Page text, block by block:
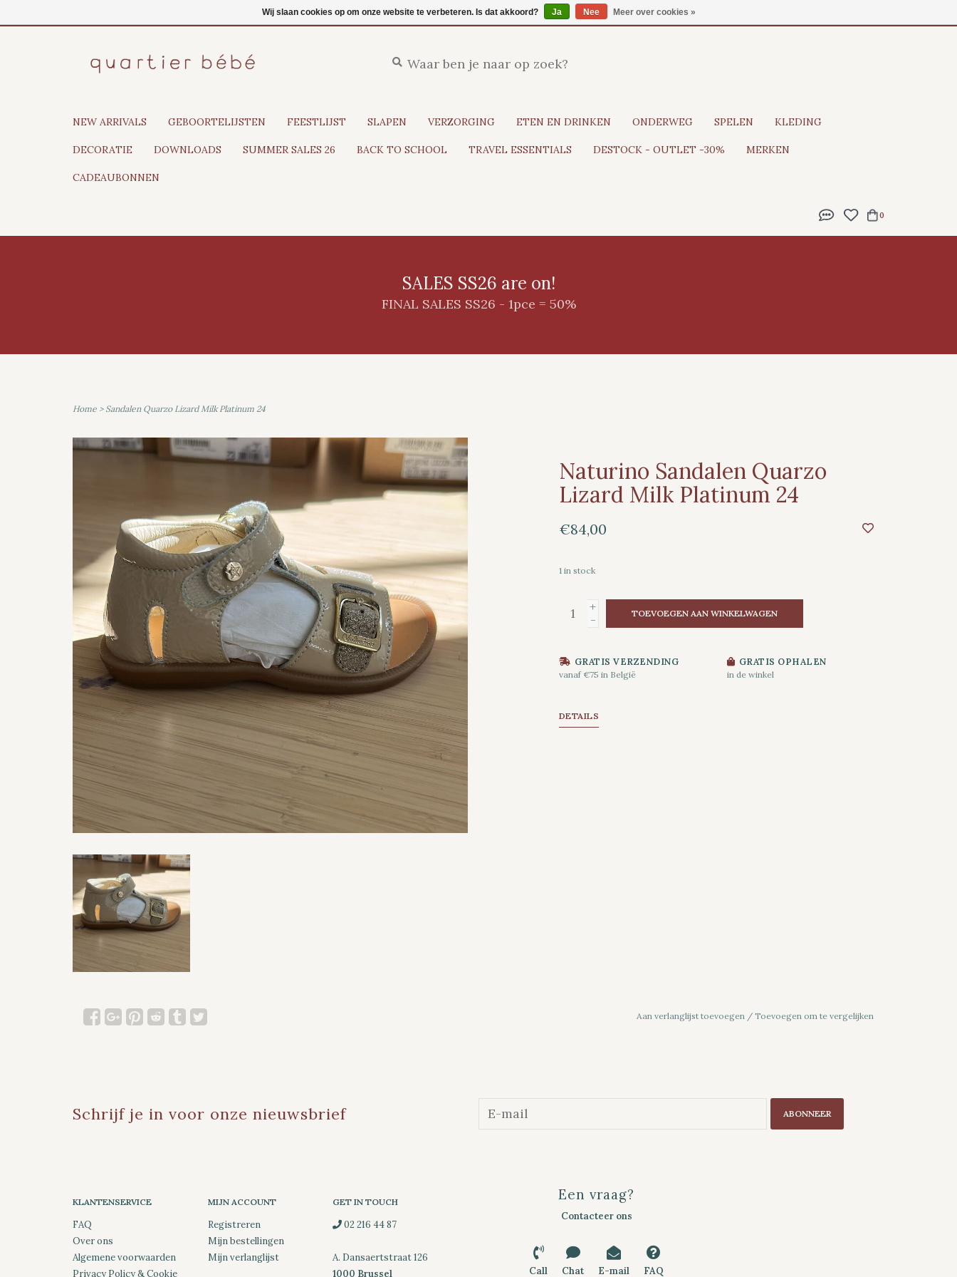
NEW ARRIVALS GEBOORTELIJSTEN FEESTLIJST SLAPEN VERZORGING ETEN EN DRINKEN ONDERWEG SPELEN KLEDING
DECORATIE DOWNLOADS SUMMER SALES 26 BACK TO SCHOOL TRAVEL ESSENTIALS DESTOCK - OUTLET -30% MERKEN
CADEAUBONNEN
0
SALES SS26 are on!
FINAL SALES SS26 - 1pce = 50%
Home > Sandalen Quarzo Lizard Milk Platinum 24
Naturino Sandalen Quarzo
Lizard Milk Platinum 24
€84,00
1 in stock
+
- TOEVOEGEN AAN WINKELWAGEN
GRATIS VERZENDING
vanaf €75 in België
GRATIS OPHALEN
in de winkel
DETAILS
Aan verlanglijst toevoegen / Toevoegen om te vergelijken
Schrijf je in voor onze nieuwsbrief ABONNEER
KLANTENSERVICE
FAQ
Over ons
Algemene voorwaarden
Privacy Policy & Cookie
MIJN ACCOUNT
Registreren
Mijn bestellingen
Mijn verlanglijst
GET IN TOUCH
02 216 44 87
A. Dansaertstraat 126
1000 Brussel
Een vraag?
Contacteer ons
Call Chat E-mail FAQ
Wij slaan cookies op om onze website te verbeteren. Is dat akkoord? Ja Nee Meer over cookies »